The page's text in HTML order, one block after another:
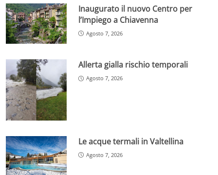
Inaugurato il nuovo Centro per
l’Impiego a Chiavenna
Agosto 7, 2026
Allerta gialla rischio temporali
Agosto 7, 2026
Le acque termali in Valtellina
Agosto 7, 2026